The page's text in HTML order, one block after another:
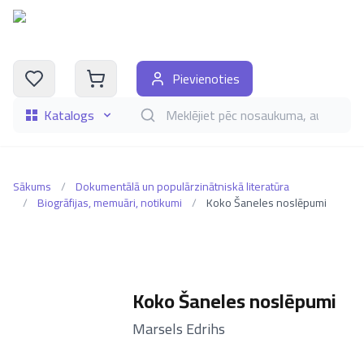
Katalogs Meklēt grāmatas pēc nosaukuma, autora,
Pievienoties
Sākums / Dokumentālā un populārzinātniskā literatūra
/ Biogrāfijas, memuāri, notikumi / Koko Šaneles noslēpumi
Koko Šaneles noslēpumi
–
Marsels Edrihs